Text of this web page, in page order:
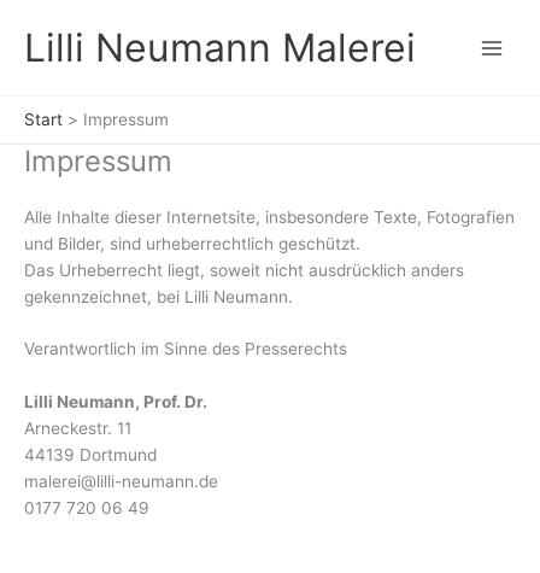
Inhalt
springen
Lilli Neumann Malerei
Start Impressum
Impressum
Alle Inhalte dieser Internetsite, insbesondere Texte, Fotografien
und Bilder, sind urheberrechtlich geschützt.
Das Urheberrecht liegt, soweit nicht ausdrücklich anders
gekennzeichnet, bei Lilli Neumann.
Verantwortlich im Sinne des Presserechts
Lilli Neumann, Prof. Dr.
Arneckestr. 11
44139 Dortmund
malerei@lilli-neumann.de
0177 720 06 49